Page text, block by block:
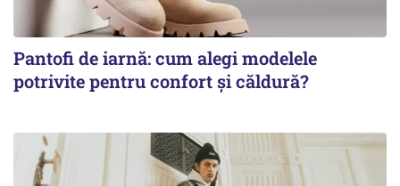
Pantofi de iarnă: cum alegi modelele
potrivite pentru confort și căldură?